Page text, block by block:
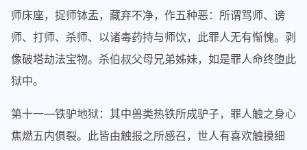
师床座，捉师钵盂，藏弃不净，作五种恶：所谓骂师、谤
师、打师、杀师、以诸毒药持与师饮，此罪人无有惭愧。剥
像破塔劫法宝物。杀伯叔父母兄弟姊妹，如是罪人命终堕此
狱中。
第十一—铁驴地狱：其中兽类热铁所成驴子，罪人触之身心
焦燃五内俱裂。此皆由触报之所感召，世人有喜欢触摸细